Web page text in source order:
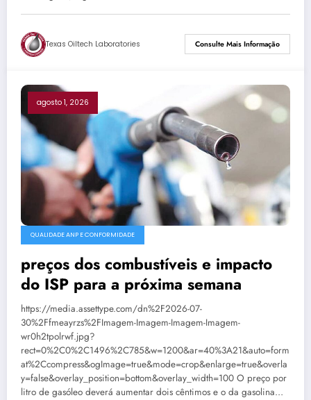
Texas Oiltech Laboratories Consulte Mais Informação
agosto 1, 2026
QUALIDADE ANP E CONFORMIDADE
preços dos combustíveis e impacto
do ISP para a próxima semana
https://media.assettype.com/dn%2F2026-07-
30%2Ffmeayrzs%2FImagem-Imagem-Imagem-Imagem-
wr0h2tpolrwf.jpg?
rect=0%2C0%2C1496%2C785&w=1200&ar=40%3A21&auto=form
at%2Ccompress&ogImage=true&mode=crop&enlarge=true&overla
y=false&overlay_position=bottom&overlay_width=100 O preço por
litro de gasóleo deverá aumentar dois cêntimos e o da gasolina…